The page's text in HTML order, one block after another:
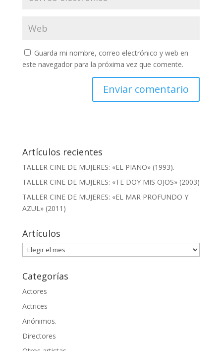
Guarda mi nombre, correo electrónico y web en
este navegador para la próxima vez que comente.
Artículos recientes
TALLER CINE DE MUJERES: «EL PIANO» (1993).
TALLER CINE DE MUJERES: «TE DOY MIS OJOS» (2003)
TALLER CINE DE MUJERES: «EL MAR PROFUNDO Y
AZUL» (2011)
Artículos
Artículos
Categorías
Actores
Actrices
Anónimos.
Directores